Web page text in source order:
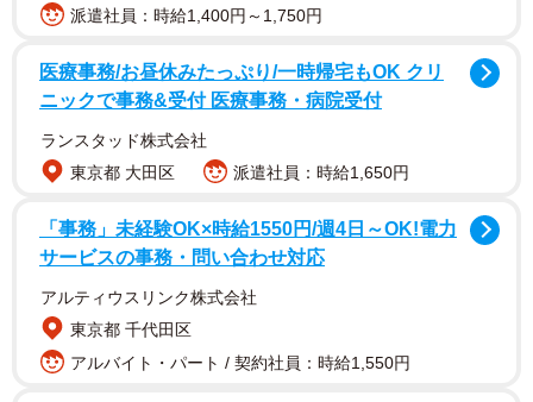
派遣社員：時給1,400円～1,750円
医療事務/お昼休みたっぷり/一時帰宅もOK クリ
ニックで事務&受付 医療事務・病院受付
ランスタッド株式会社
東京都 大田区
派遣社員：時給1,650円
「事務」未経験OK×時給1550円/週4日～OK!電力
サービスの事務・問い合わせ対応
アルティウスリンク株式会社
東京都 千代田区
アルバイト・パート / 契約社員：時給1,550円